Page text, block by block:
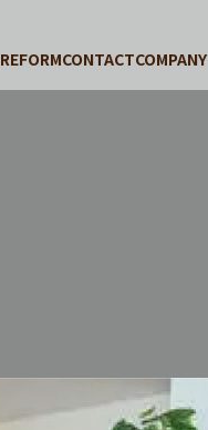
REFORMCONTACTCOMPANY